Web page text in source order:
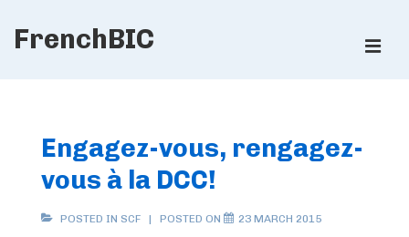
SkipFrenchBIC
Engagez-vous, rengagez-
vous à la DCC!
POSTED IN SCF POSTED ON 23 MARCH 2015